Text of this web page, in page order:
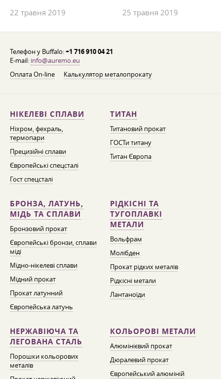
22 травня 2019 25 травня 2019
Телефон у Buffalo:+1 716 910 04 21
E-mail: info@auremo.eu
Оплата On-line
Калькулятор металопрокату
НІКЕЛЕВІ СПЛАВИ
Ніхром, фехраль,
термопари
Прецизійні сплави
Європейські спецсталі
Гост спецсталі
ТИТАН
Титановий прокат
ГОСТи титану
Титан Європа
БРОНЗА, ЛАТУНЬ,
МІДЬ ТА СПЛАВИ
Бронзовий прокат
Європейські бронзи, сплави
міді
Мідно-нікелеві сплави
Мідний прокат
Прокат латунний
Європейська латунь
РІДКІСНІ ТА
ТУГОПЛАВКІ
МЕТАЛИ
Вольфрам
Молібден
Прокат рідких металів
Рідкісні метали
Лантаноїди
НЕРЖАВІЮЧА ТА
ЛЕГОВАНА СТАЛЬ
Порошки кольорових
металів
КОЛЬОРОВІ МЕТАЛИ
Алюмінієвий прокат
Дюралевий прокат
Європейський алюміній